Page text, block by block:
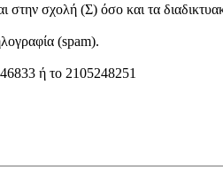
σχολή (Σ) όσο και τα
(spam).
ή το 2105248251